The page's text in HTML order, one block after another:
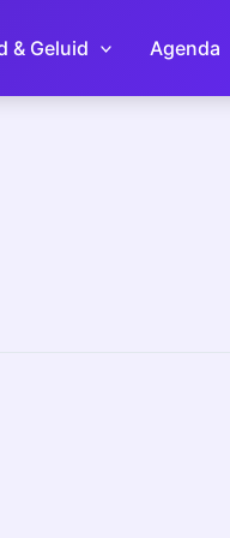
& Geluid Agenda